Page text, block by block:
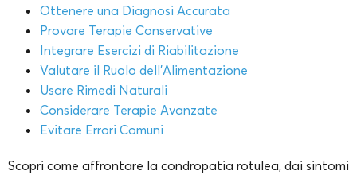
Ottenere una Diagnosi Accurata
Provare Terapie Conservative
Integrare Esercizi di Riabilitazione
Valutare il Ruolo dell’Alimentazione
Usare Rimedi Naturali
Considerare Terapie Avanzate
Evitare Errori Comuni
Scopri come affrontare la condropatia rotulea, dai sintomi